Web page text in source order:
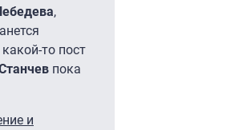
,
то пост
пока
и